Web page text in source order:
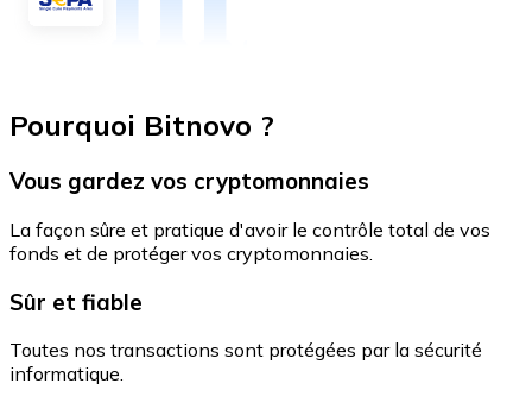
Pourquoi Bitnovo ?
Vous gardez vos cryptomonnaies
La façon sûre et pratique d'avoir le contrôle total de vos
fonds et de protéger vos cryptomonnaies.
Sûr et fiable
Toutes nos transactions sont protégées par la sécurité
informatique.